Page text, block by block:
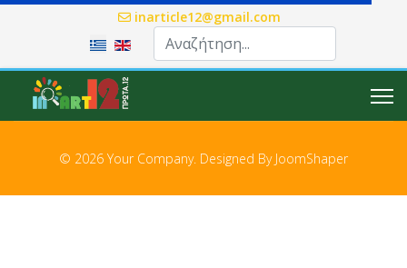
inarticle12@gmail.com
Επιλέξτε τη γλώσσα σας
© 2026 Your Company. Designed By JoomShaper